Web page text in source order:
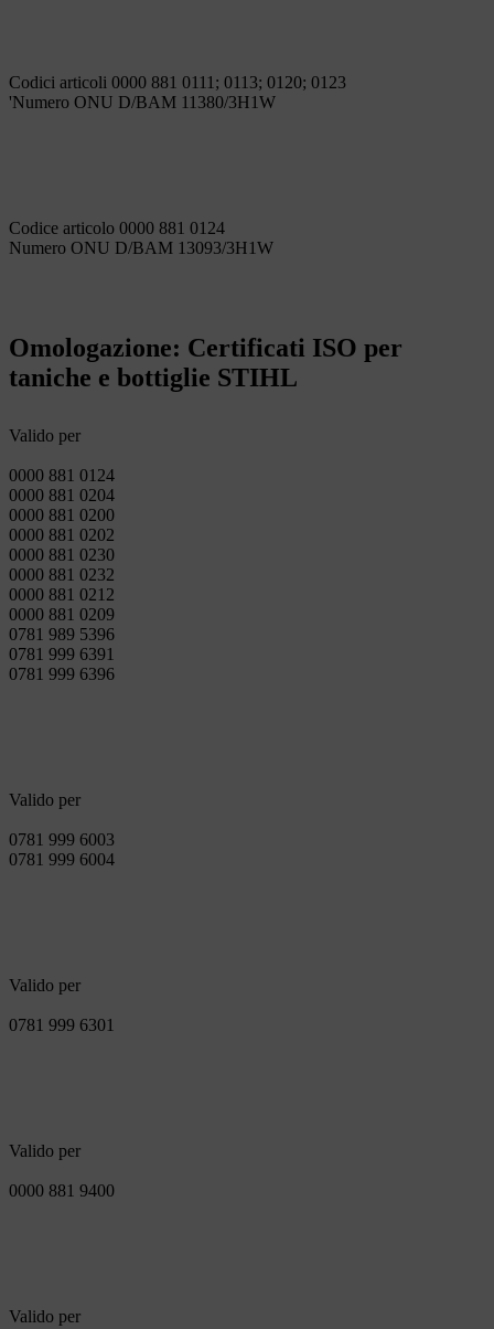
Codici articoli 0000 881 0111; 0113; 0120; 0123
'Numero ONU D/BAM 11380/3H1W
Codice articolo 0000 881 0124
Numero ONU D/BAM 13093/3H1W
Omologazione: Certificati ISO per
taniche e bottiglie STIHL
Valido per
0000 881 0124
0000 881 0204
0000 881 0200
0000 881 0202
0000 881 0230
0000 881 0232
0000 881 0212
0000 881 0209
0781 989 5396
0781 999 6391
0781 999 6396
Valido per
0781 999 6003
0781 999 6004
Valido per
0781 999 6301
Valido per
0000 881 9400
Valido per